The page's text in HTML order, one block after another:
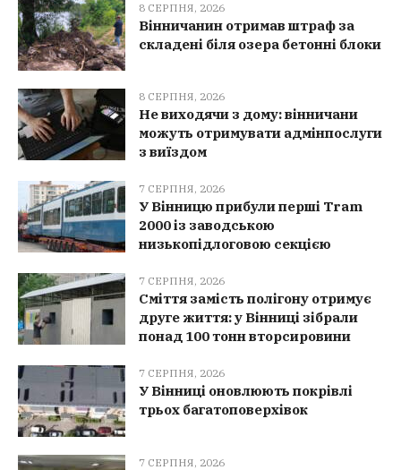
8 СЕРПНЯ, 2026
Вінничанин отримав штраф за
складені біля озера бетонні блоки
8 СЕРПНЯ, 2026
Не виходячи з дому: вінничани
можуть отримувати адмінпослуги
з виїздом
7 СЕРПНЯ, 2026
У Вінницю прибули перші Tram
2000 із заводською
низькопідлоговою секцією
7 СЕРПНЯ, 2026
Сміття замість полігону отримує
друге життя: у Вінниці зібрали
понад 100 тонн вторсировини
7 СЕРПНЯ, 2026
У Вінниці оновлюють покрівлі
трьох багатоповерхівок
7 СЕРПНЯ, 2026